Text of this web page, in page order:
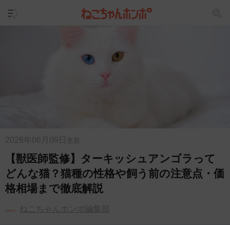
2026年06月09日 更新
【獣医師監修】ターキッシュアンゴラって
どんな猫？猫種の性格や飼う前の注意点・価
格相場まで徹底解説
ねこちゃんホンポ編集部